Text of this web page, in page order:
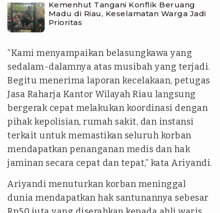
Kemenhut Tangani Konflik Beruang
Madu di Riau, Keselamatan Warga Jadi
Prioritas
“Kami menyampaikan belasungkawa yang
sedalam-dalamnya atas musibah yang terjadi.
Begitu menerima laporan kecelakaan, petugas
Jasa Raharja Kantor Wilayah Riau langsung
bergerak cepat melakukan koordinasi dengan
pihak kepolisian, rumah sakit, dan instansi
terkait untuk memastikan seluruh korban
mendapatkan penanganan medis dan hak
jaminan secara cepat dan tepat,” kata Ariyandi.
Ariyandi menuturkan korban meninggal
dunia mendapatkan hak santunannya sebesar